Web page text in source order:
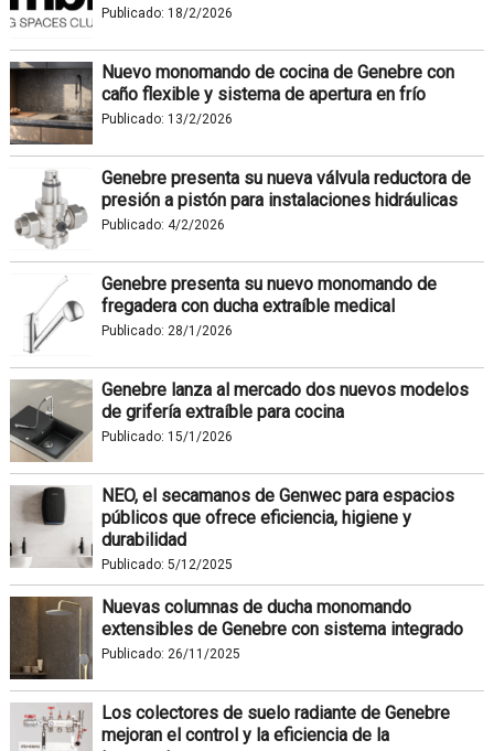
Publicado: 18/2/2026
Nuevo monomando de cocina de Genebre con
caño flexible y sistema de apertura en frío
Publicado: 13/2/2026
Genebre presenta su nueva válvula reductora de
presión a pistón para instalaciones hidráulicas
Publicado: 4/2/2026
Genebre presenta su nuevo monomando de
fregadera con ducha extraíble medical
Publicado: 28/1/2026
Genebre lanza al mercado dos nuevos modelos
de grifería extraíble para cocina
Publicado: 15/1/2026
NEO, el secamanos de Genwec para espacios
públicos que ofrece eficiencia, higiene y
durabilidad
Publicado: 5/12/2025
Nuevas columnas de ducha monomando
extensibles de Genebre con sistema integrado
Publicado: 26/11/2025
Los colectores de suelo radiante de Genebre
mejoran el control y la eficiencia de la